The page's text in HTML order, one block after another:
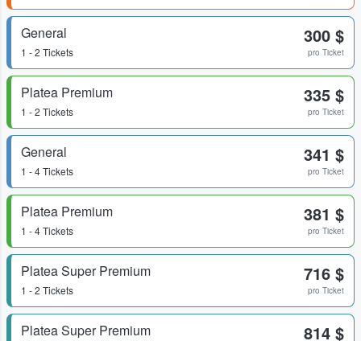
General
1 - 2 Tickets
300 $
pro Ticket
Platea Premium
1 - 2 Tickets
335 $
pro Ticket
General
1 - 4 Tickets
341 $
pro Ticket
Platea Premium
1 - 4 Tickets
381 $
pro Ticket
Platea Super Premium
1 - 2 Tickets
716 $
pro Ticket
Platea Super Premium 814 $